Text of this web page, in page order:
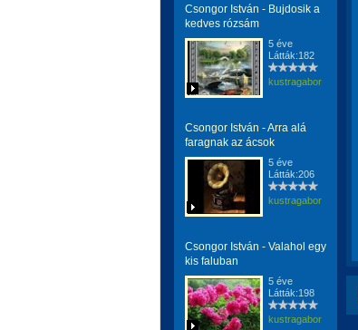
Csongor István - Bujdosik a
kedves rózsám
5 éve
Látták:182
kustragabor
Csongor István - Arra alá
faragnak az ácsok
5 éve
Látták:206
kustragabor
Csongor István - Valahol egy
kis faluban
5 éve
Látták:198
kustragabor